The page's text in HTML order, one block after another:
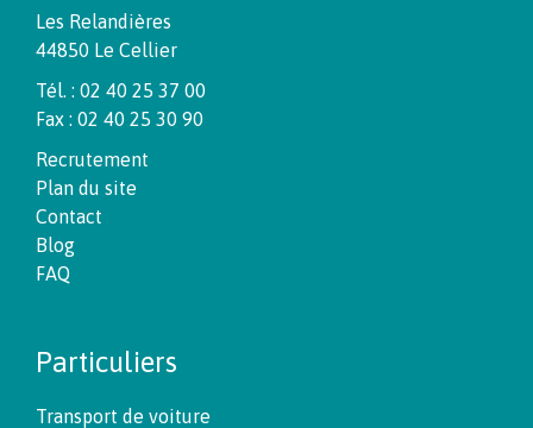
Les Relandières
44850 Le Cellier
Tél. : 02 40 25 37 00
Fax : 02 40 25 30 90
Recrutement
Plan du site
Contact
Blog
FAQ
Particuliers
Transport de voiture